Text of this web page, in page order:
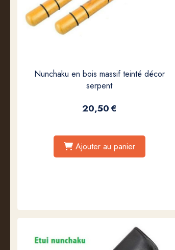
Nunchaku en bois massif teinté décor
serpent
20,50€
Ajouter au panier